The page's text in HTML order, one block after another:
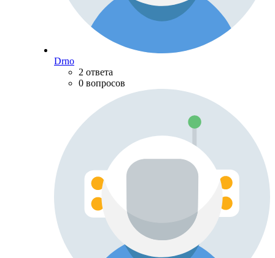
Drno
2 ответа
0 вопросов